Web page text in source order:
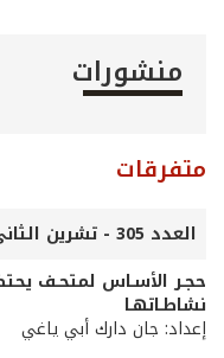
منشورات
متفرقات
العدد 305 - تشرين الثاني 2010
حجـر الأسـاس لمتحـف
نشاطـاتهـا
إعداد: جان دارك أبي ياغي